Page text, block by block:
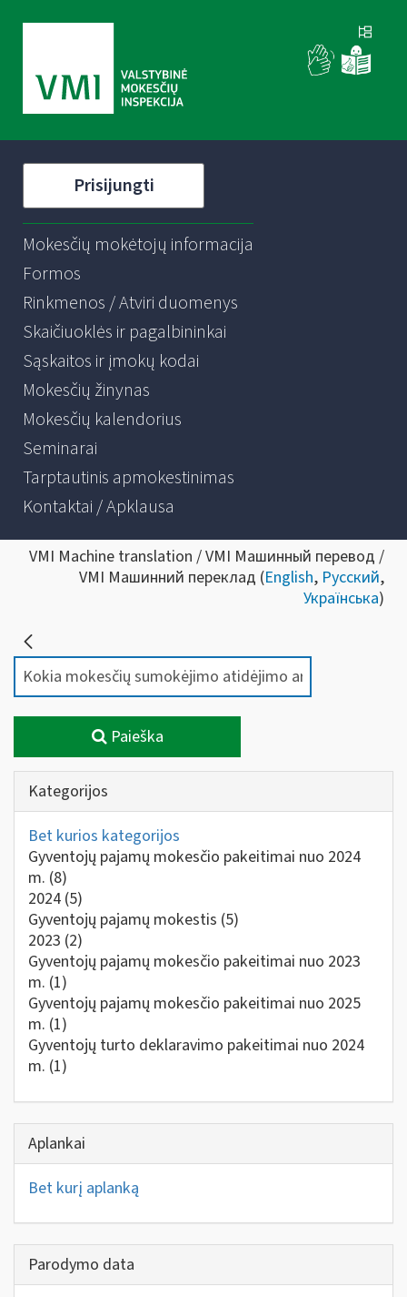
Prisijungti
Mokesčių mokėtojų informacija
Formos
Rinkmenos / Atviri duomenys
Skaičiuoklės ir pagalbininkai
Sąskaitos ir įmokų kodai
Mokesčių žinynas
Mokesčių kalendorius
Seminarai
Tarptautinis apmokestinimas
Kontaktai / Apklausa
VMI Machine translation / VMI Машинный перевод /
VMI Машинний переклад (English, Русский,
Українська)
Paieška
Kategorijos
Bet kurios kategorijos
Gyventojų pajamų mokesčio pakeitimai nuo 2024
m. (8)
2024 (5)
Gyventojų pajamų mokestis (5)
2023 (2)
Gyventojų pajamų mokesčio pakeitimai nuo 2023
m. (1)
Gyventojų pajamų mokesčio pakeitimai nuo 2025
m. (1)
Gyventojų turto deklaravimo pakeitimai nuo 2024
m. (1)
Aplankai
Bet kurį aplanką
Parodymo data